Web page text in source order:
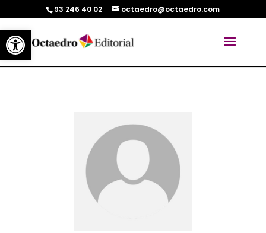
Abrir barra de herramientas
93 246 40 02 octaedro@octaedro.com